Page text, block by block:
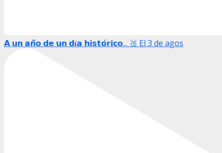
𝗔 𝘂𝗻 𝗮𝗻̃𝗼 𝗱𝗲 𝘂𝗻 𝗱𝛊́𝗮 𝗵𝗶𝘀𝘁𝗼́𝗿𝗶𝗰𝗼... 🥉 El 3 de agos